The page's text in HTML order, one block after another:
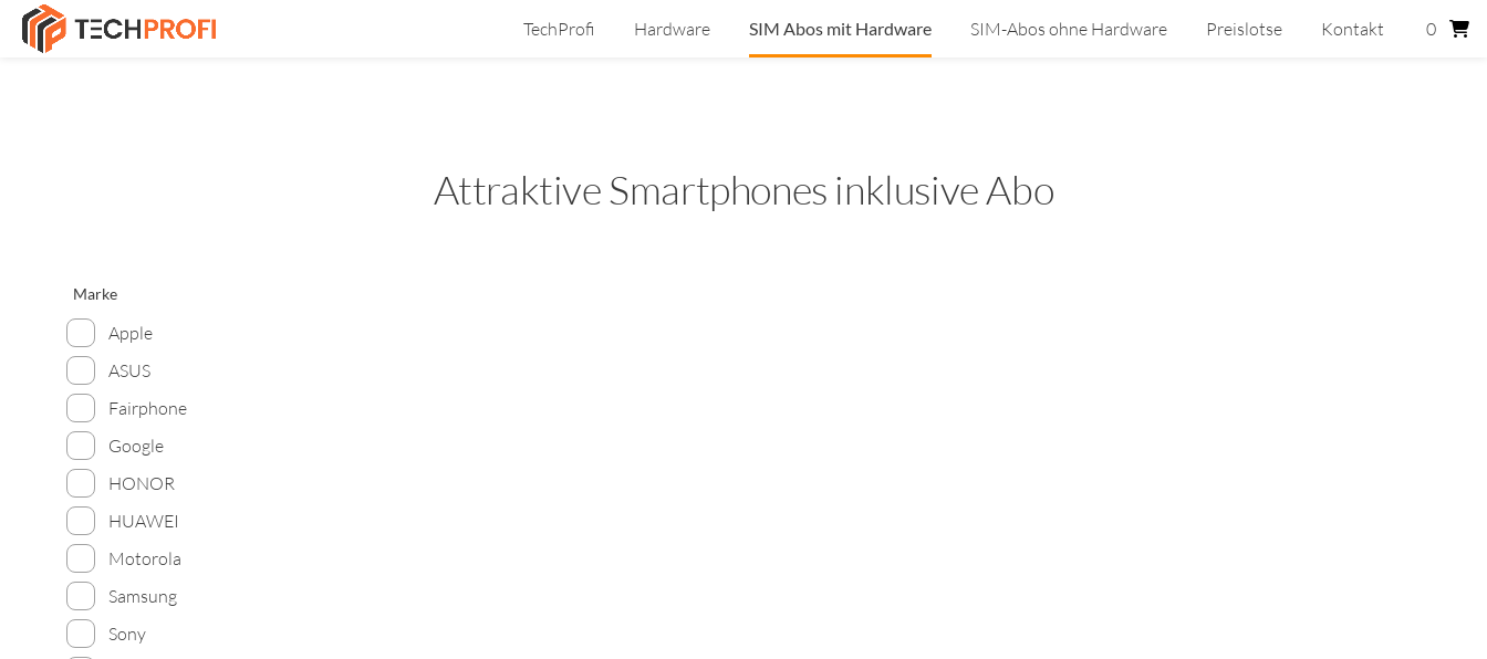
TechProfi Hardware SIM Abos mit Hardware SIM-Abos ohne Hardware Preislotse Kontakt 0
Attraktive Smartphones inklusive Abo
Marke
Apple
ASUS
Fairphone
Google
HONOR
HUAWEI
Motorola
Samsung
Sony